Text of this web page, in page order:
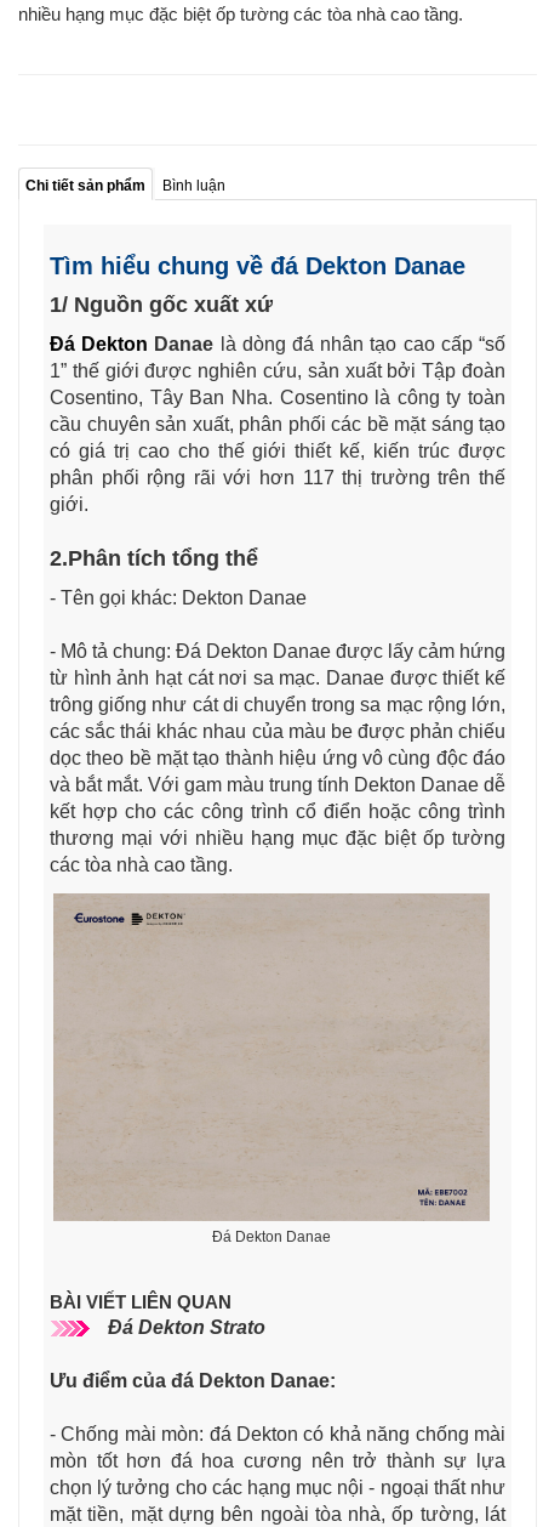
nhiều hạng mục đặc biệt ốp tường các tòa nhà cao tầng.
Chi tiết sản phẩm Bình luận
Tìm hiểu chung về đá Dekton Danae
1/ Nguồn gốc xuất xứ
Đá Dekton Danae là dòng đá nhân tạo cao cấp “số
1” thế giới được nghiên cứu, sản xuất bởi Tập đoàn
Cosentino, Tây Ban Nha. Cosentino là công ty toàn
cầu chuyên sản xuất, phân phối các bề mặt sáng tạo
có giá trị cao cho thế giới thiết kế, kiến trúc được
phân phối rộng rãi với hơn 117 thị trường trên thế
giới.
2.Phân tích tổng thể
- Tên gọi khác: Dekton Danae
- Mô tả chung: Đá Dekton Danae được lấy cảm hứng
từ hình ảnh hạt cát nơi sa mạc. Danae được thiết kế
trông giống như cát di chuyển trong sa mạc rộng lớn,
các sắc thái khác nhau của màu be được phản chiếu
dọc theo bề mặt tạo thành hiệu ứng vô cùng độc đáo
và bắt mắt. Với gam màu trung tính Dekton Danae dễ
kết hợp cho các công trình cổ điển hoặc công trình
thương mại với nhiều hạng mục đặc biệt ốp tường
các tòa nhà cao tầng.
Đá Dekton Danae
BÀI VIẾT LIÊN QUAN
Đá Dekton Strato
Ưu điểm của đá Dekton Danae:
- Chống mài mòn: đá Dekton có khả năng chống mài
mòn tốt hơn đá hoa cương nên trở thành sự lựa
chọn lý tưởng cho các hạng mục nội - ngoại thất như
mặt tiền, mặt dựng bên ngoài tòa nhà, ốp tường, lát